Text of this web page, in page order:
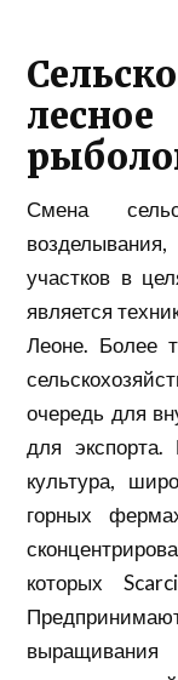
Смена
участков в
является
Леоне. Более
очередь для
для экспорта.
культура,
горных
которых